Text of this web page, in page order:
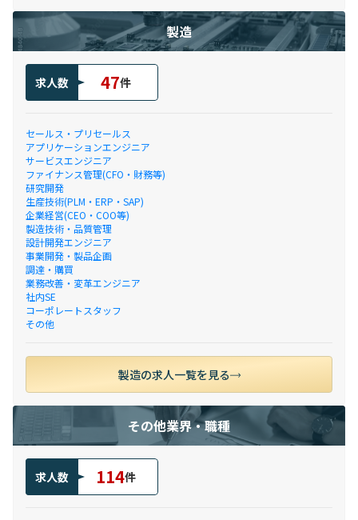
製造
求人数 47件
セールス・プリセールス
アプリケーションエンジニア
サービスエンジニア
ファイナンス管理(CFO・財務等)
研究開発
生産技術(PLM・ERP・SAP)
企業経営(CEO・COO等)
製造技術・品質管理
設計開発エンジニア
事業開発・製品企画
調達・購買
業務改善・変革エンジニア
社内SE
コーポレートスタッフ
その他
製造の求人一覧を見る
その他業界・職種
求人数 114件